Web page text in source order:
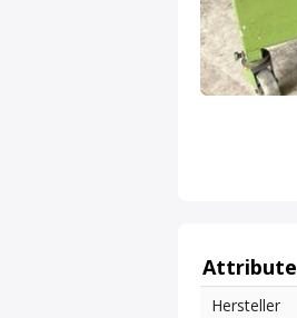
Attribute
Hersteller